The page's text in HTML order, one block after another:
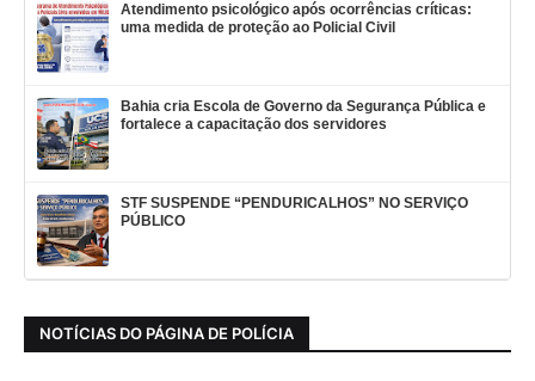
Atendimento psicológico após ocorrências críticas:
uma medida de proteção ao Policial Civil
Bahia cria Escola de Governo da Segurança Pública e
fortalece a capacitação dos servidores
STF SUSPENDE “PENDURICALHOS” NO SERVIÇO
PÚBLICO
NOTÍCIAS DO PÁGINA DE POLÍCIA